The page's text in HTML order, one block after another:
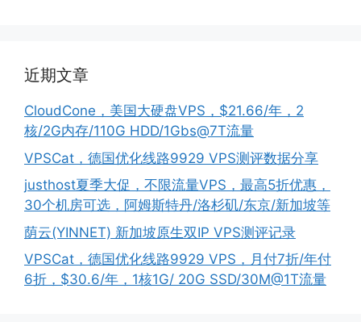
近期文章
CloudCone，美国大硬盘VPS，$21.66/年，2
核/2G内存/110G HDD/1Gbs@7T流量
VPSCat，德国优化线路9929 VPS测评数据分享
justhost夏季大促，不限流量VPS，最高5折优惠，
30个机房可选，阿姆斯特丹/洛杉矶/东京/新加坡等
荫云(YINNET) 新加坡原生双IP VPS测评记录
VPSCat，德国优化线路9929 VPS，月付7折/年付
6折，$30.6/年，1核1G/ 20G SSD/30M@1T流量